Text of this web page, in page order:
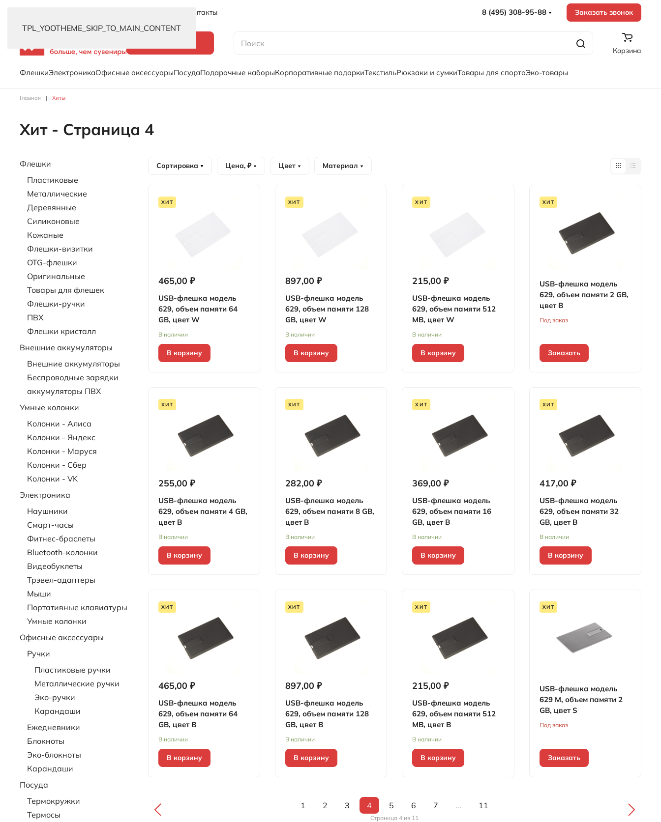
TPL_YOOTHEME_SKIP_TO_MAIN_CONTENT
Контакты 8 (495) 308-95-88 Заказать звонок
Корзина
ФлешкиЭлектроникаОфисные аксессуарыПосудаПодарочные наборыКорпоративные подаркиТекстильРюкзаки и сумкиТовары для спортаЭко-товары
Главная Хиты
Хит - Страница 4
Флешки
Пластиковые
Металлические
Деревянные
Силиконовые
Кожаные
Флешки-визитки
OTG-флешки
Оригинальные
Товары для флешек
Флешки-ручки
ПВХ
Флешки кристалл
Внешние аккумуляторы
Внешние аккумуляторы
Беспроводные зарядки
аккумуляторы ПВХ
Умные колонки
Колонки - Алиса
Колонки - Яндекс
Колонки - Маруся
Колонки - Сбер
Колонки - VK
Электроника
Наушники
Смарт-часы
Фитнес-браслеты
Bluetooth-колонки
Видеобуклеты
Трэвел-адаптеры
Мыши
Портативные клавиатуры
Умные колонки
Офисные аксессуары
Ручки
Пластиковые ручки
Металлические ручки
Эко-ручки
Карандаши
Ежедневники
Блокноты
Эко-блокноты
Карандаши
Посуда
Термокружки
Термосы
Сортировка Цена, ₽ Цвет Материал
ХИТ
465,00 ₽
USB-флешка модель
629, объем памяти 64
GB, цвет W
В наличии
В корзину
ХИТ
897,00 ₽
USB-флешка модель
629, объем памяти 128
GB, цвет W
В наличии
В корзину
ХИТ
215,00 ₽
USB-флешка модель
629, объем памяти 512
MB, цвет W
В наличии
В корзину
ХИТ
USB-флешка модель
629, объем памяти 2 GB,
цвет B
Под заказ
Заказать
ХИТ
255,00 ₽
USB-флешка модель
629, объем памяти 4 GB,
цвет B
В наличии
В корзину
ХИТ
282,00 ₽
USB-флешка модель
629, объем памяти 8 GB,
цвет B
В наличии
В корзину
ХИТ
369,00 ₽
USB-флешка модель
629, объем памяти 16
GB, цвет B
В наличии
В корзину
ХИТ
417,00 ₽
USB-флешка модель
629, объем памяти 32
GB, цвет B
В наличии
В корзину
ХИТ
465,00 ₽
USB-флешка модель
629, объем памяти 64
GB, цвет B
В наличии
В корзину
ХИТ
897,00 ₽
USB-флешка модель
629, объем памяти 128
GB, цвет B
В наличии
В корзину
ХИТ
215,00 ₽
USB-флешка модель
629, объем памяти 512
MB, цвет B
В наличии
В корзину
ХИТ
USB-флешка модель
629 M, объем памяти 2
GB, цвет S
Под заказ
Заказать
1 2 3 4 5 6 7 ... 11
Страница 4 из 11